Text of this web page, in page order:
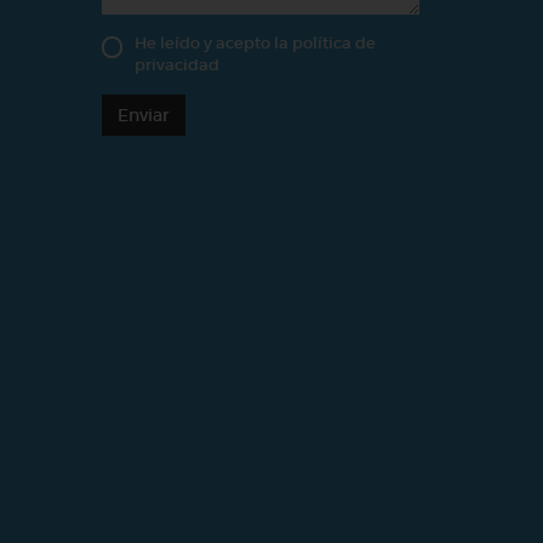
He leído y acepto la política de
privacidad
Enviar